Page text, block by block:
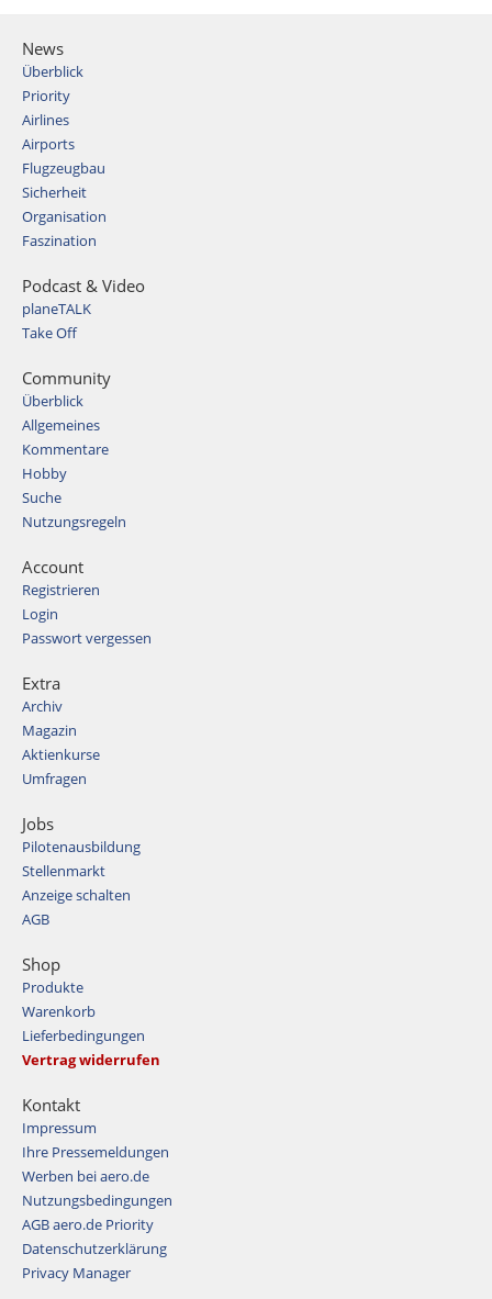
News
Überblick
Priority
Airlines
Airports
Flugzeugbau
Sicherheit
Organisation
Faszination
Podcast & Video
planeTALK
Take Off
Community
Überblick
Allgemeines
Kommentare
Hobby
Suche
Nutzungsregeln
Account
Registrieren
Login
Passwort vergessen
Extra
Archiv
Magazin
Aktienkurse
Umfragen
Jobs
Pilotenausbildung
Stellenmarkt
Anzeige schalten
AGB
Shop
Produkte
Warenkorb
Lieferbedingungen
Vertrag widerrufen
Kontakt
Impressum
Ihre Pressemeldungen
Werben bei aero.de
Nutzungsbedingungen
AGB aero.de Priority
Datenschutzerklärung
Privacy Manager